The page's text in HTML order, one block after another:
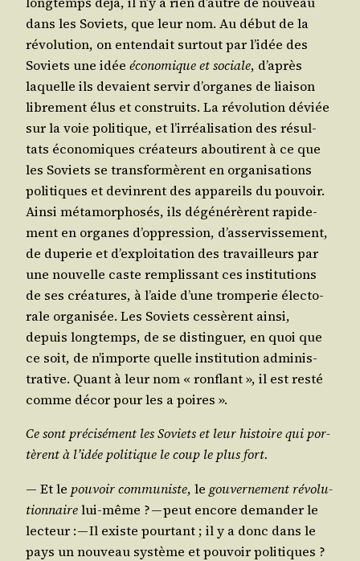
dans les Soviets, que leur nom. Au début de la
révo­lu­tion, on enten­dait sur­tout par l’idée des
Soviets une idée éco­no­mique et sociale, d’après
laquelle ils devaient ser­vir d’organes de liai­son
libre­ment élus et construits. La révo­lu­tion déviée
sur la voie poli­tique, et l’irréalisation des résul­
tats éco­no­miques créa­teurs abou­tirent à ce que
les Soviets se trans­for­mèrent en orga­ni­sa­tions
poli­tiques et devinrent des appa­reils du pou­voir.
Ain­si méta­mor­pho­sés, ils dégé­né­rèrent rapi­de­
ment en organes d’oppression, d’asservissement,
de dupe­rie et d’exploitation des tra­vailleurs par
une nou­velle caste rem­plis­sant ces ins­ti­tu­tions
de ses créa­tures, à l’aide d’une trom­pe­rie élec­to­
rale orga­ni­sée. Les Soviets ces­sèrent ain­si,
depuis long­temps, de se dis­tin­guer, en quoi que
ce soit, de n’importe quelle ins­ti­tu­tion admi­nis­
tra­tive. Quant à leur nom « ron­flant », il est res­té
comme décor pour les a poires ».
Ce sont pré­ci­sé­ment les Soviets et leur his­toire qui por­
tèrent à l’idée poli­tique le coup le plus fort.
— Et le pou­voir com­mu­niste, le gou­ver­ne­ment révo­lu­
tion­nairelui-même ? — peut encore deman­der le
lec­teur : — Il existe pour­tant ; il y a donc dans le
pays un nou­veau sys­tème et pou­voir politiques ?